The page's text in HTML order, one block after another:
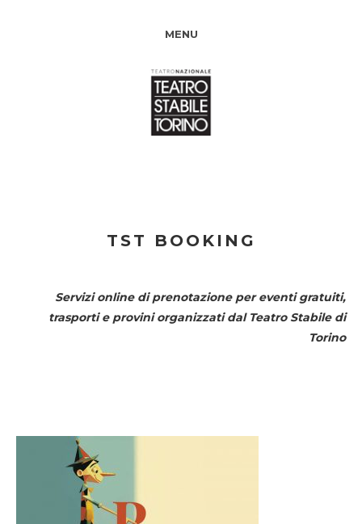
MENU
TST BOOKING
Servizi online di prenotazione per eventi gratuiti,
trasporti e provini organizzati dal Teatro Stabile di
Torino